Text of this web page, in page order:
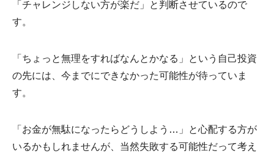
「チャレンジしない方が楽だ」と判断させているので
す。
「ちょっと無理をすればなんとかなる」という自己投資
の先には、今までにできなかった可能性が待っていま
す。
「お金が無駄になったらどうしよう…」と心配する方が
いるかもしれませんが、当然失敗する可能性だって考え